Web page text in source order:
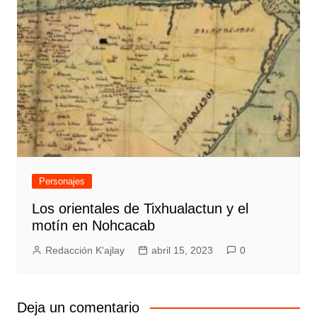
Personajes
Los orientales de Tixhualactun y el
motín en Nohcacab
Redacción K'ajlay abril 15, 2023 0
Deja un comentario